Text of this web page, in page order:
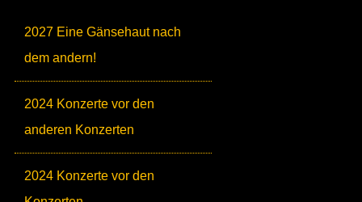
2027 Eine Gänsehaut nach
dem andern!
2024 Konzerte vor den
anderen Konzerten
2024 Konzerte vor den